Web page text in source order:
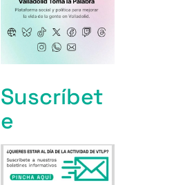
Suscríbet
e